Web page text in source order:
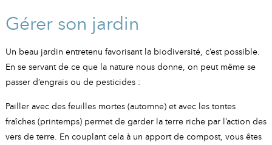
Gérer son jardin
Un beau jardin entretenu favorisant la biodiversité, c’est possible.
En se servant de ce que la nature nous donne, on peut même se
passer d’engrais ou de pesticides :
Pailler avec des feuilles mortes (automne) et avec les tontes
fraîches (printemps) permet de garder la terre riche par l’action des
vers de terre. En couplant cela à un apport de compost, vous êtes